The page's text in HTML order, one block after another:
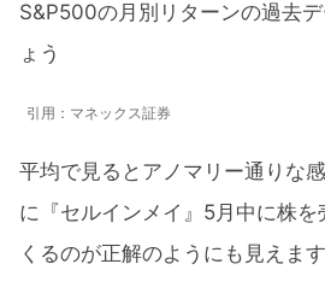
S&P500の月別リターンの過去
ょう
引用：マネックス証券
平均で見るとアノマリー通りな
に『セルインメイ』5月中に株を
くるのが正解のようにも見えます